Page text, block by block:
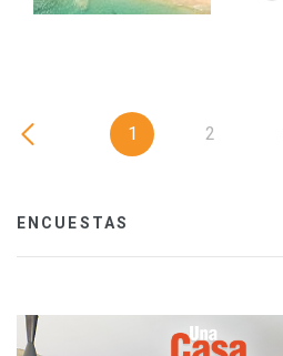
1 2
ENCUESTAS